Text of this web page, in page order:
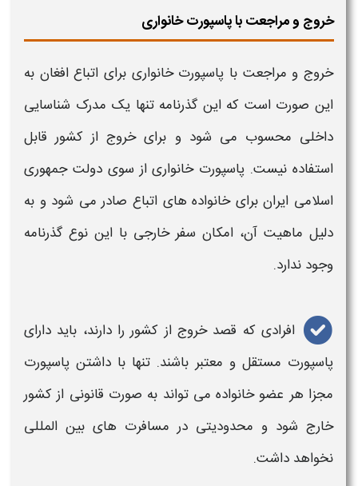
خروج و مراجعت با پاسپورت خانواری
خروج و مراجعت با پاسپورت خانواری برای اتباعافغان به
این صورت است که این گذرنامه تنها یک مدرک شناسایی
داخلی محسوب می‌ شود و برای خروج از کشور قابل
استفاده نیست. پاسپورت خانواریاز سوی دولت جمهوری
اسلامی ایران برای خانواده‌ های اتباع صادر می‌ شود و به
دلیل ماهیت آن، امکان سفر خارجی با این نوع گذرنامه
وجود ندارد.
افرادی که قصد خروج از کشور را دارند، باید دارای
پاسپورت مستقل و معتبر باشند. تنها با داشتن پاسپورت
مجزا هر عضو خانواده می‌ تواند به صورت قانونی از کشور
خارج شود و محدودیتی در مسافرت‌ های بین‌ المللی
نخواهد داشت.